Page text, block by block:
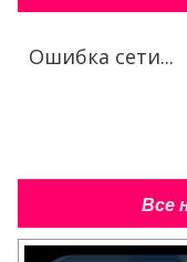
Ошибка сети...
Все